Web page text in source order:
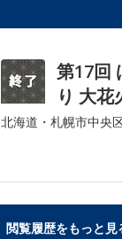
第17回
り 大花
北海道・札幌市中央
閲覧履歴をもっと見